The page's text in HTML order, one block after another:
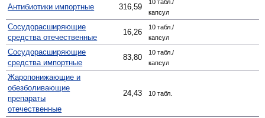
Антибиотики импортные 316,59
10 табл./
капсул
Сосудо­расширяющие
средства отечественные
16,26
10 табл./
капсул
Сосуд­орасширяющие
средства импортные
83,80
10 табл./
капсул
Жаро­понижающие и
обезболивающие
препараты
отечественные
24,43 10 табл.